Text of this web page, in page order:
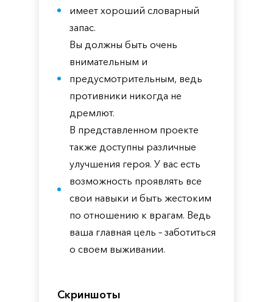
имеет хороший словарный
запас.
Вы должны быть очень
внимательным и
предусмотрительным, ведь
противники никогда не
дремлют.
В представленном проекте
также доступны различные
улучшения героя. У вас есть
возможность проявлять все
свои навыки и быть жестоким
по отношению к врагам. Ведь
ваша главная цель – заботиться
о своем выживании.
Скриншоты